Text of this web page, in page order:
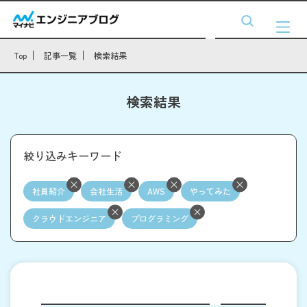
Top 記事一覧 検索結果
検索結果
絞り込みキーワード
社員紹介 会社生活 AWS やってみた
クラウドエンジニア プログラミング